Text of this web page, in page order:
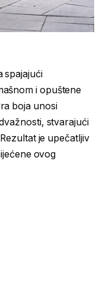
spajajući
i opuštene
boja unosi
stvarajući
je upečatljiv
ovog